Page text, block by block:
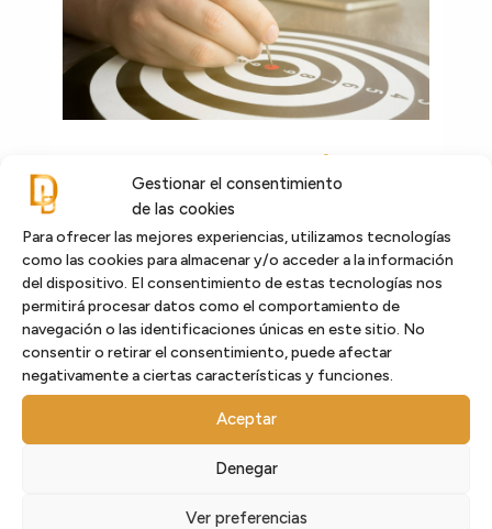
Gestionar el consentimiento
de las cookies
Para ofrecer las mejores experiencias, utilizamos tecnologías
como las cookies para almacenar y/o acceder a la información
del dispositivo. El consentimiento de estas tecnologías nos
permitirá procesar datos como el comportamiento de
navegación o las identificaciones únicas en este sitio. No
consentir o retirar el consentimiento, puede afectar
negativamente a ciertas características y funciones.
Aceptar
Denegar
Ver preferencias
Cómo Encontrarlos Sin
Perder la Cabeza
Encontrar los Factores Críticos de Éxito
(FCE) de tu empresa es como buscar la llave
de tu coche cuando llegas tarde: sabes que
está por ahí, pero ¿dónde exactamente? La
buena noticia es que, a diferencia de tus
llaves, los FCE no se esconden debajo del
estratégico para descubrirlos.